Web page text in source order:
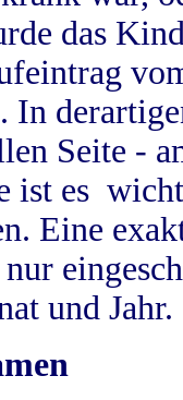
das
In
Seite -
ist es
Eine
und Jahr.